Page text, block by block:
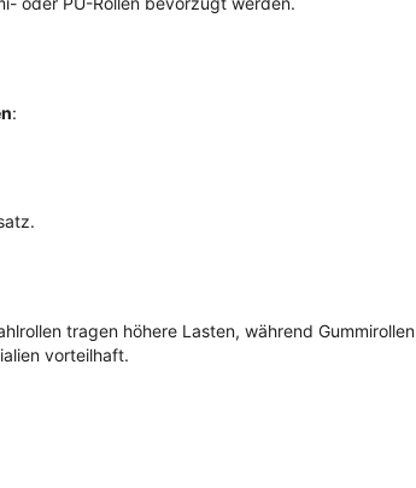
:
tragen höhere Lasten, während
vorteilhaft.